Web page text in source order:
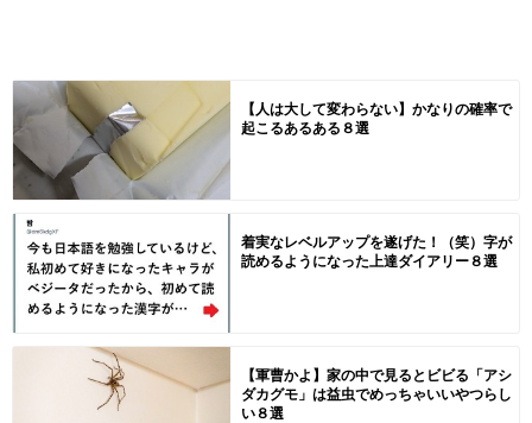
【人は大して変わらない】かなりの確率で
起こるあるある８選
着実なレベルアップを遂げた！（笑）字が
読めるようになった上達ダイアリー８選
【軍曹かよ】家の中で見るとビビる「アシ
ダカグモ」は益虫でめっちゃいいやつらし
い８選